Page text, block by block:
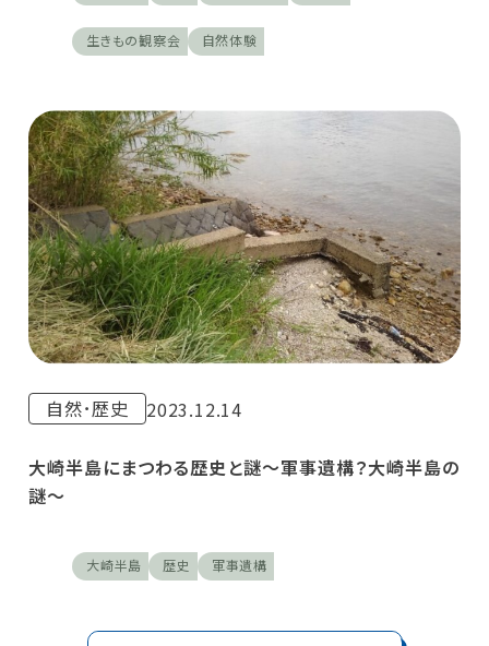
生きもの観察会 自然体験
自然･歴史 2023.12.14
大崎半島にまつわる歴史と謎〜軍事遺構？大崎半島の
謎〜
大崎半島 歴史 軍事遺構